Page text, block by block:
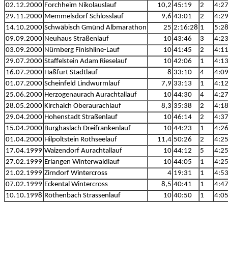
02.12.2000 Forchheim Nikolauslauf 10,2 45:19 2
4:27
29.11.2000 Memmelsdorf Schlosslauf 9,6 43:01 2
4:29
14.10.2000 Schwäbisch Gmünd Albmarathon 25 2:16:28 1
5:28
09.09.2000 Neuhaus Straßenlauf 10 43:46 3
4:23
03.09.2000 Nürnberg Finishline-Lauf 10 41:45 2
4:11
29.07.2000 Staffelstein Adam Rieselauf 10 42:06 1
4:13
16.07.2000 Haßfurt Stadtlauf 8 33:10 4
4:09
01.07.2000 Scheinfeld Lindwurmlauf 7,9 33:13 1
4:12
25.06.2000 Herzogenaurach Aurachtallauf 10 44:30 4
4:27
28.05.2000 Kirchaich Oberaurachlauf 8,3 35:38 2
4:18
29.04.2000 Hohenstadt Straßenlauf 10 46:14 2
4:37
15.04.2000 Burghaslach Dreifrankenlauf 10 44:23 1
4:26
01.04.2000 Hilpoltstein Rothseelauf 11,4 50:26 2
4:25
17.04.1999 Waizendorf Aurachtallauf 10 44:12 5
4:25
27.02.1999 Erlangen Winterwaldlauf 10 44:05 1
4:25
21.02.1999 Zirndorf Wintercross 4 19:31 1
4:53
07.02.1999 Eckental Wintercross 8,5 40:41 1
4:47
10.10.1998 Röthenbach Strassenlauf 10 40:50 1 4:05